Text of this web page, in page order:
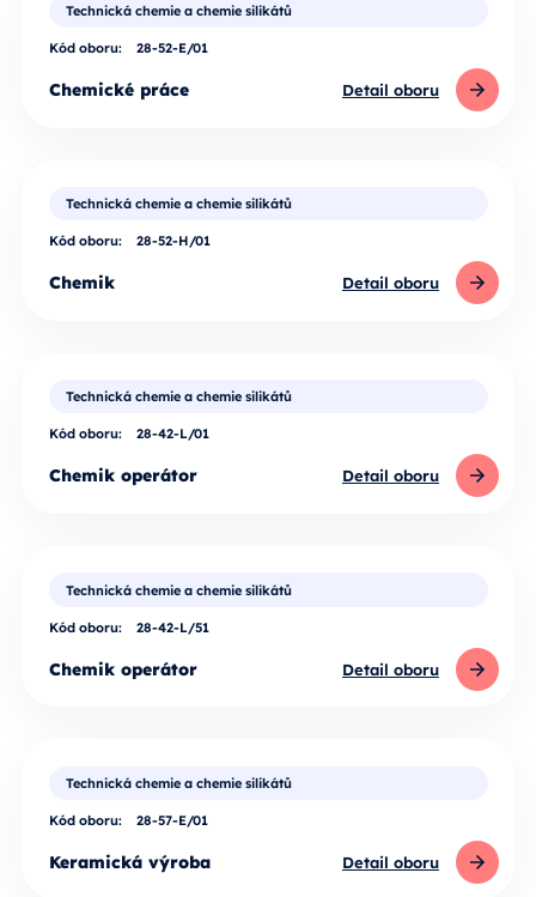
Technická chemie a chemie silikátů
Kód oboru: 28-52-E/01
Chemické práce Detail oboru
Technická chemie a chemie silikátů
Kód oboru: 28-52-H/01
Chemik Detail oboru
Technická chemie a chemie silikátů
Kód oboru: 28-42-L/01
Chemik operátor Detail oboru
Technická chemie a chemie silikátů
Kód oboru: 28-42-L/51
Chemik operátor Detail oboru
Technická chemie a chemie silikátů
Kód oboru: 28-57-E/01
Keramická výroba Detail oboru